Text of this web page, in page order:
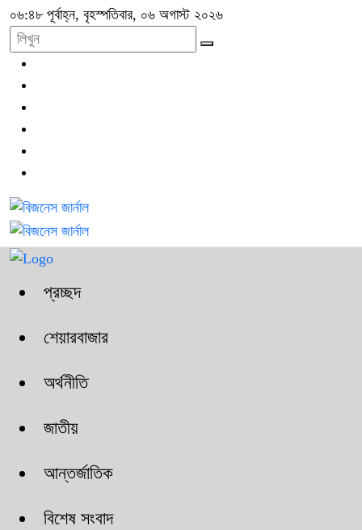
০৬:৪৮ পূর্বাহ্ন, বৃহস্পতিবার, ০৬ অগাস্ট ২০২৬
প্রচ্ছদ
শেয়ারবাজার
অর্থনীতি
জাতীয়
আন্তর্জাতিক
বিশেষ সংবাদ